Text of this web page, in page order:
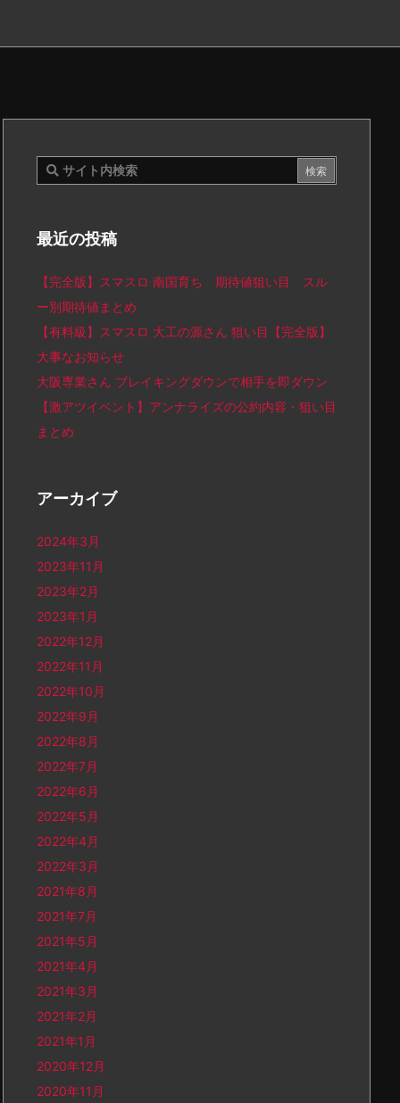
最近の投稿
【完全版】スマスロ 南国育ち 期待値狙い目 スル
ー別期待値まとめ
【有料級】スマスロ 大工の源さん 狙い目【完全版】
大事なお知らせ
大阪専業さん ブレイキングダウンで相手を即ダウン
【激アツイベント】アンナライズの公約内容・狙い目
まとめ
アーカイブ
2024年3月
2023年11月
2023年2月
2023年1月
2022年12月
2022年11月
2022年10月
2022年9月
2022年8月
2022年7月
2022年6月
2022年5月
2022年4月
2022年3月
2021年8月
2021年7月
2021年5月
2021年4月
2021年3月
2021年2月
2021年1月
2020年12月
2020年11月